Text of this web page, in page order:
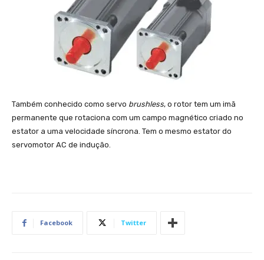
Também conhecido como servo brushless, o rotor tem um imã
permanente que rotaciona com um campo magnético criado no
estator a uma velocidade síncrona. Tem o mesmo estator do
servomotor AC de indução.
Facebook Twitter